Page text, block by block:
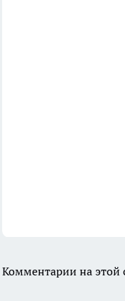
Комментарии на этой